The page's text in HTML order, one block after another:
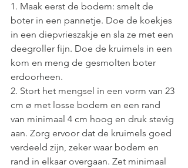
1. Maak eerst de bodem: smelt de
boter in een pannetje. Doe de koekjes
in een diepvrieszakje en sla ze met een
deegroller fijn. Doe de kruimels in een
kom en meng de gesmolten boter
erdoorheen.
2. Stort het mengsel in een vorm van 23
cm ø met losse bodem en een rand
van minimaal 4 cm hoog en druk stevig
aan. Zorg ervoor dat de kruimels goed
verdeeld zijn, zeker waar bodem en
rand in elkaar overgaan. Zet minimaal